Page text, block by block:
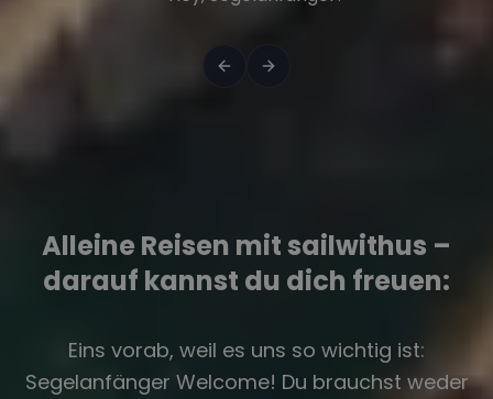
Alleine Reisen mit sailwithus –
darauf kannst du dich freuen:
Eins vorab, weil es uns so wichtig ist:
Segelanfänger Welcome! Du brauchst weder